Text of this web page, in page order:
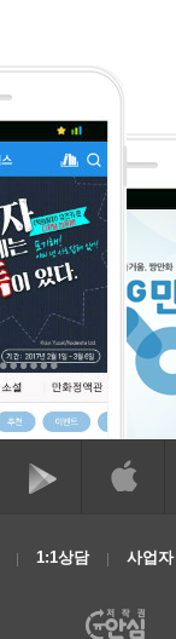
1:1상담 사업